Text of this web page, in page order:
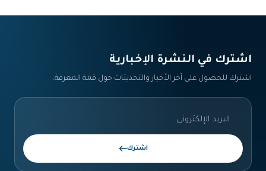
اشترك في النشرة الإخبارية‎
اشترك للحصول على آخر الأخبار والتحديثات حول قمة المعرفة.
اشترك